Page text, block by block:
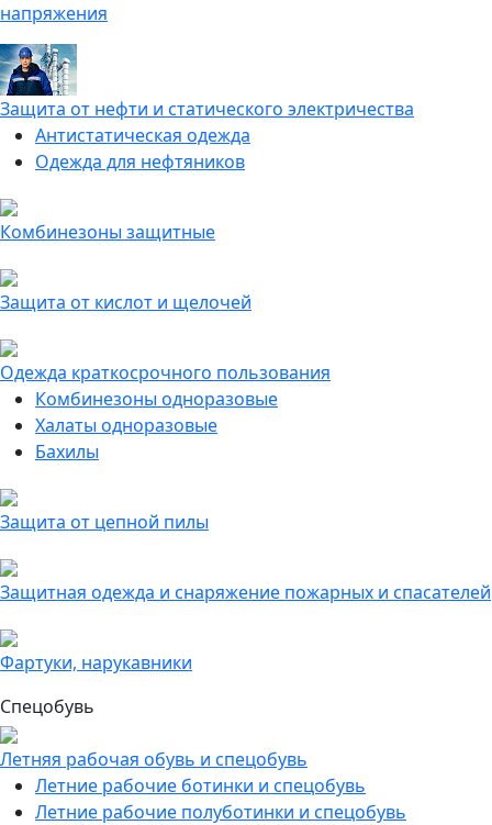
напряжения
Защита от нефти и статического электричества
Антистатическая одежда
Одежда для нефтяников
Комбинезоны защитные
Защита от кислот и щелочей
Одежда краткосрочного пользования
Комбинезоны одноразовые
Халаты одноразовые
Бахилы
Защита от цепной пилы
Защитная одежда и снаряжение пожарных и спасателей
Фартуки, нарукавники
Спецобувь
Летняя рабочая обувь и спецобувь
Летние рабочие ботинки и спецобувь
Летние рабочие полуботинки и спецобувь